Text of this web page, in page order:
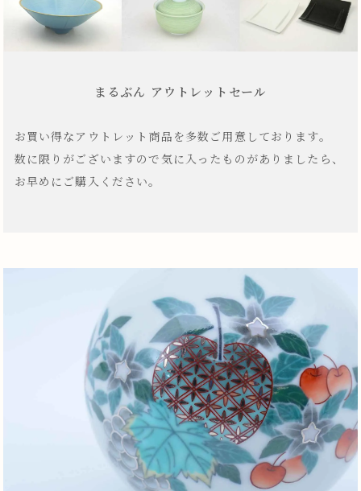
まるぶん アウトレットセール
お買い得なアウトレット商品を多数ご用意しております。
数に限りがございますので気に入ったものがありましたら、
お早めにご購入ください。